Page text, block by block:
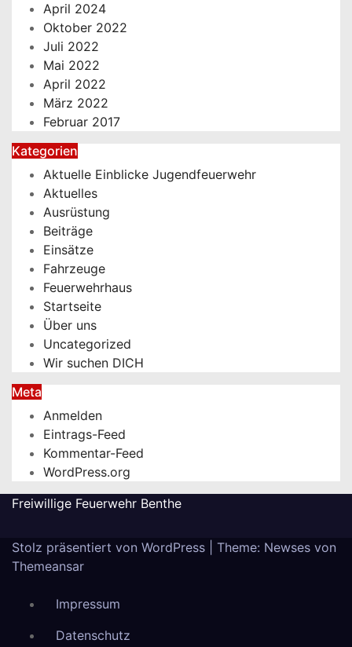
April 2024
Oktober 2022
Juli 2022
Mai 2022
April 2022
März 2022
Februar 2017
Kategorien
Aktuelle Einblicke Jugendfeuerwehr
Aktuelles
Ausrüstung
Beiträge
Einsätze
Fahrzeuge
Feuerwehrhaus
Startseite
Über uns
Uncategorized
Wir suchen DICH
Meta
Anmelden
Eintrags-Feed
Kommentar-Feed
WordPress.org
Freiwillige Feuerwehr Benthe
Stolz präsentiert von WordPress
Theme: Newses von
Themeansar
Impressum
Datenschutz